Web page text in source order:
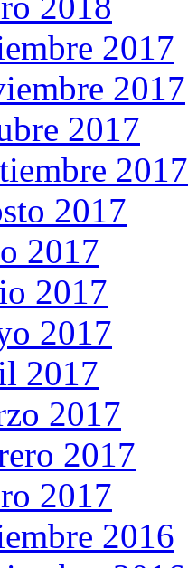
2017
2017
2017
2017
2017
2017
2017
2017
2017
2017
2017
2017
2016